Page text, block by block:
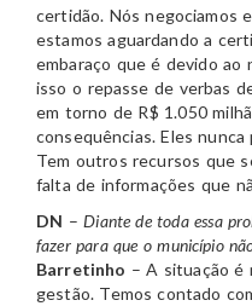
certidão. Nós negociamos
estamos aguardando a
embaraço que é devido ao
isso o repasse de verbas
em torno de R$ 1.050
consequências. Eles
Tem outros recursos que
falta de informações que
DN – Diante de toda essa
fazer para que o município
Barretinho – A situação é
gestão. Temos contado